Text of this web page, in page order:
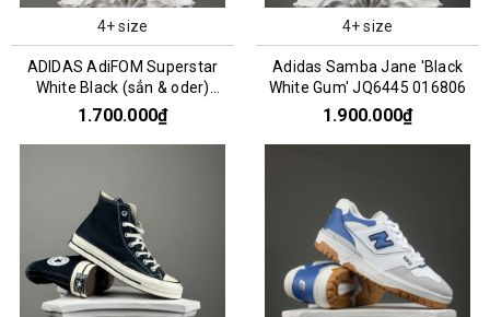
4+ size
ADIDAS AdiFOM Superstar
White Black (sẳn & oder)
HQ8750
1.700.000₫
4+ size
Adidas Samba Jane 'Black
White Gum' JQ6445 016806
1.900.000₫